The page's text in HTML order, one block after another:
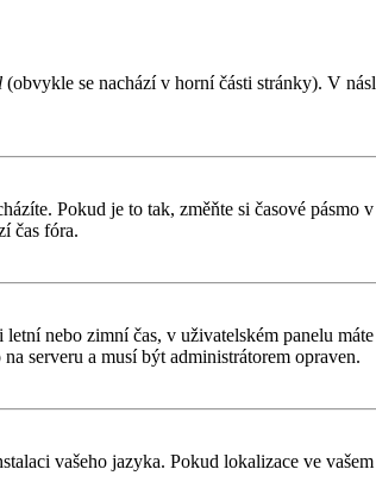
(obvykle se nachází v horní části stránky). V
Pokud je to tak, změňte si časové pásmo
čas fóra.
nebo zimní čas, v uživatelském panelu
serveru a musí být administrátorem opraven.
vašeho jazyka. Pokud lokalizace ve